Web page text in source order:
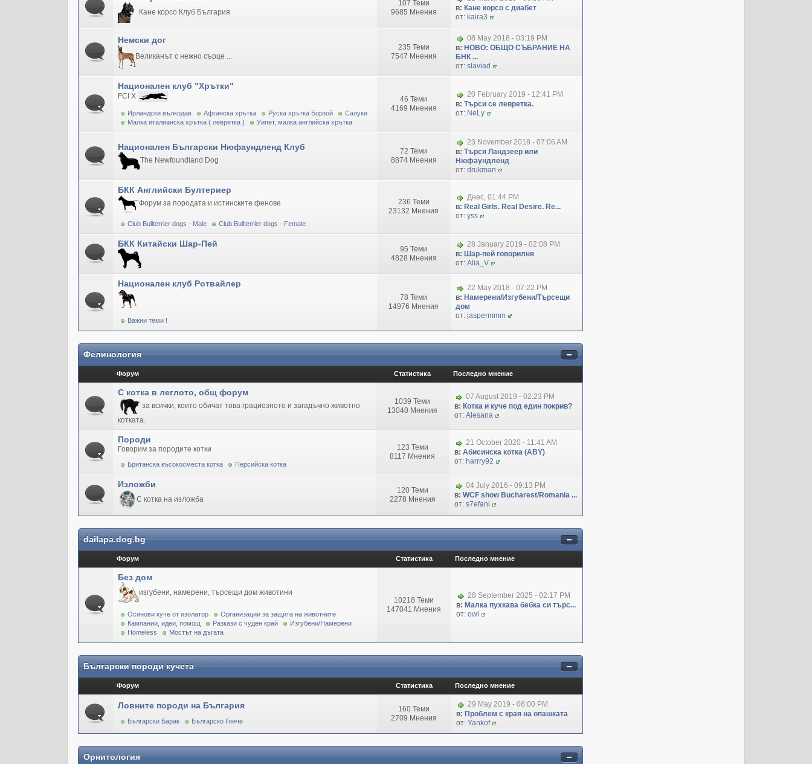
Кане корсо Клуб България
107 Теми
9685 Мнения
в: Кане корсо с диабет
от: kaira3
Немски дог
Великанът с нежно сърце ...
235 Теми
7547 Мнения
08 May 2018 - 03:19 PM
в: НОВО: ОБЩО СЪБРАНИЕ НА
БНК ...
от: slaviad
Национален клуб "Хрътки"
FCI X
Ирландски вълкодав Афганска хрътка Руска хрътка Борзой
Салуки
Малка италианска хрътка ( левретка )
Уипет, малка английска хрътка
46 Теми
4169 Мнения
20 February 2019 - 12:41 PM
в: Търси се левретка.
от: NeLy
Национален Български Нюфаундленд Клуб
The Newfoundland Dog
72 Теми
8874 Мнения
23 November 2018 - 07:06 AM
в: Търся Ландзеер или
Нюфаундленд
от: drukman
БКК Английски Бултериер
Форум за породата и истинските фенове
Club Bullterrier dogs - Male Club Bullterrier dogs - Female
236 Теми
23132 Мнения
Днес, 01:44 PM
в: Real Girls. Real Desire. Re...
от: yss
БКК Китайски Шар-Пей
95 Теми
4828 Мнения
28 January 2019 - 02:08 PM
в: Шар-пей говорилня
от: Alia_V
Национален клуб Ротвайлер
Важни теми !
78 Теми
14976 Мнения
22 May 2018 - 07:22 PM
в: Намерени/Изгубени/Търсещи
дом
от: jaspermmm
Фелинология
Форум Статистика Последно мнение
С котка в леглото, общ форум
за всички, които обичат това грациозното и загадъчно животно
котката.
1039 Теми
13040 Мнения
07 August 2019 - 02:23 PM
в: Котка и куче под един покрив?
от: Alesana
Породи
Говорим за породите котки
Британска късокосместа котка Персийска котка
123 Теми
8117 Мнения
21 October 2020 - 11:41 AM
в: Абисинска котка (ABY)
от: harrry92
Изложби
С котка на изложба
120 Теми
2278 Мнения
04 July 2016 - 09:13 PM
в: WCF show Bucharest/Romania ...
от: s7efani
dailapa.dog.bg
Форум Статистика Последно мнение
Без дом
изгубени, намерени, търсещи дом животини
Осинови куче от изолатор
Организации за защита на животните
Кампании, идеи, помощ
Разкази с чуден край
Изгубени/Намерени
Homeless
Мостът на дъгата
10218 Теми
147041 Мнения
28 September 2025 - 02:17 PM
в: Малка пухкава бебка си търс...
от: owl
Български породи кучета
Форум Статистика Последно мнение
Ловните породи на България
Български Барак Българско Гонче
160 Теми
2709 Мнения
29 May 2019 - 08:00 PM
в: Проблем с края на опашката
от: Yankof
Орнитология